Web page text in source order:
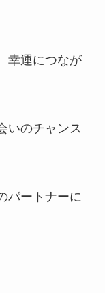
幸運につなが
いのチャンス
パートナーに